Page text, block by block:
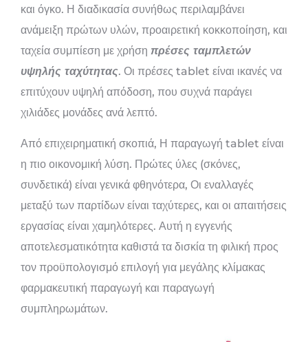
και όγκο. Η διαδικασία συνήθως περιλαμβάνει
ανάμειξη πρώτων υλών, προαιρετική κοκκοποίηση, και
ταχεία συμπίεση με χρήση πρέσες ταμπλετών
υψηλής ταχύτητας. Οι πρέσες tablet είναι ικανές να
επιτύχουν υψηλή απόδοση, που συχνά παράγει
χιλιάδες μονάδες ανά λεπτό.
Από επιχειρηματική σκοπιά, Η παραγωγή tablet είναι
η πιο οικονομική λύση. Πρώτες ύλες (σκόνες,
συνδετικά) είναι γενικά φθηνότερα, Οι εναλλαγές
μεταξύ των παρτίδων είναι ταχύτερες, και οι απαιτήσεις
εργασίας είναι χαμηλότερες. Αυτή η εγγενής
αποτελεσματικότητα καθιστά τα δισκία τη φιλική προς
τον προϋπολογισμό επιλογή για μεγάλης κλίμακας
φαρμακευτική παραγωγή και παραγωγή
συμπληρωμάτων.